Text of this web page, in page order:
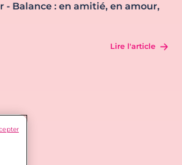
Balance : en amitié, en amour,
Lire l'article